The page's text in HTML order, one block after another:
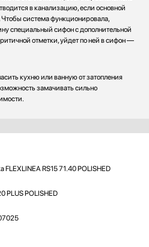
в канализацию, если основной
система функционировала,
специальный сифон с дополнительной
отметки, уйдет по ней в сифон —
кухню или ванную от затопления
замачивать сильно
RS15 71.40 POLISHED
PLUS POLISHED